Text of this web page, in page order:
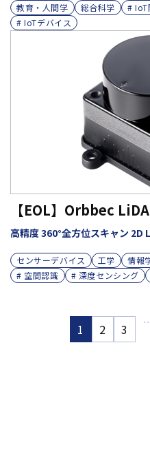
教育・人間学
総合科学 # IoT
# IoTデバイス
【EOL】Orbbec
高精度 360°全方位スキャン 2D
センサーデバイス 工学 情報
# 空間認識
# 深度センシング
1 2 3